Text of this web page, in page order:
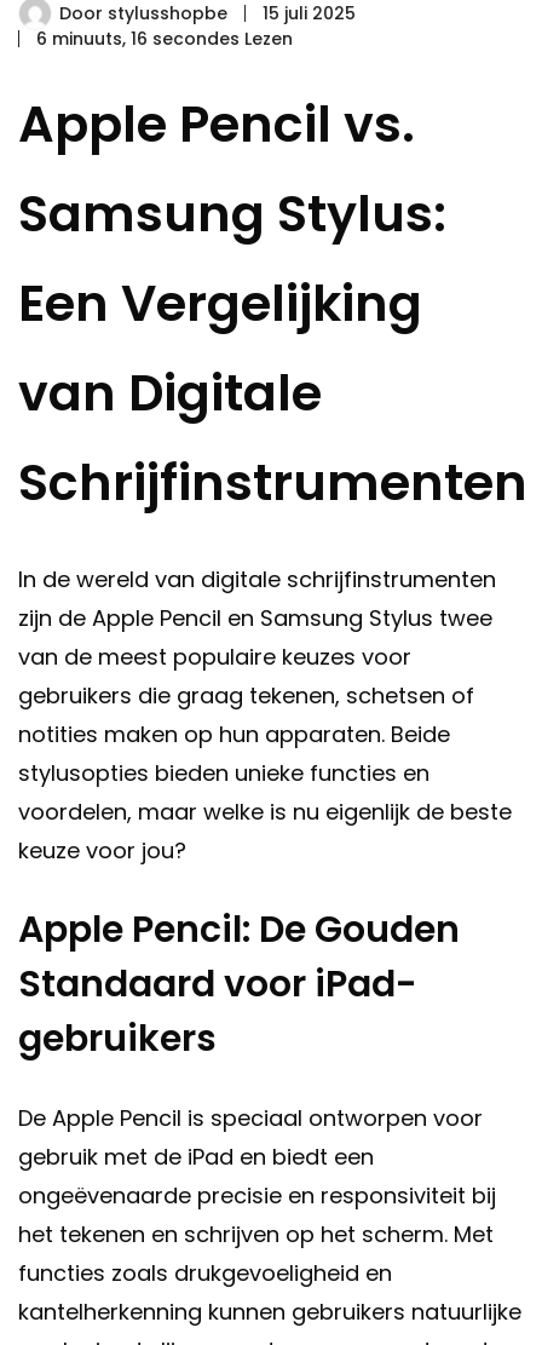
Door stylusshopbe
15 juli 2025
6 minuuts, 16 secondes Lezen
Apple Pencil vs.
Samsung Stylus:
Een Vergelijking
van Digitale
Schrijfinstrumenten
In de wereld van digitale schrijfinstrumenten
zijn de Apple Pencil en Samsung Stylus twee
van de meest populaire keuzes voor
gebruikers die graag tekenen, schetsen of
notities maken op hun apparaten. Beide
stylusopties bieden unieke functies en
voordelen, maar welke is nu eigenlijk de beste
keuze voor jou?
Apple Pencil: De Gouden
Standaard voor iPad-
gebruikers
De Apple Pencil is speciaal ontworpen voor
gebruik met de iPad en biedt een
ongeëvenaarde precisie en responsiviteit bij
het tekenen en schrijven op het scherm. Met
functies zoals drukgevoeligheid en
kantelherkenning kunnen gebruikers natuurlijke